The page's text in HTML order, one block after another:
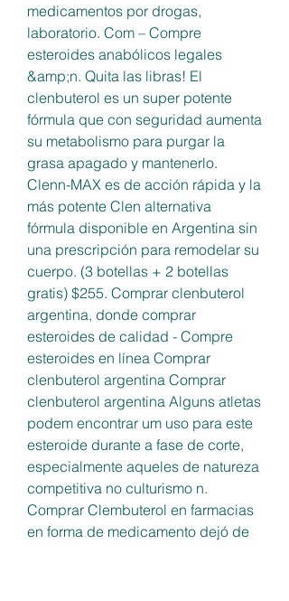
medicamentos por drogas,
laboratorio. Com – Compre
esteroides anabólicos legales
&amp;n. Quita las libras! El
clenbuterol es un super potente
fórmula que con seguridad aumenta
su metabolismo para purgar la
grasa apagado y mantenerlo.
Clenn-MAX es de acción rápida y la
más potente Clen alternativa
fórmula disponible en Argentina sin
una prescripción para remodelar su
cuerpo. (3 botellas + 2 botellas
gratis) $255. Comprar clenbuterol
argentina, donde comprar
esteroides de calidad - Compre
esteroides en línea Comprar
clenbuterol argentina Comprar
clenbuterol argentina Alguns atletas
podem encontrar um uso para este
esteroide durante a fase de corte,
especialmente aqueles de natureza
competitiva no culturismo n.
Comprar Clembuterol en farmacias
en forma de medicamento dejó de